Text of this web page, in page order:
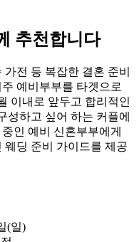
추천합니다
전 등 복잡한 결혼 준비
예비부부를 타겟으로
이내로 앞두고 합리적인
성하고 싶어 하는 커플에
인 예비 신혼부부에게
웨딩 준비 가이드를 제공
(일)